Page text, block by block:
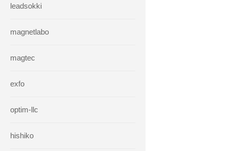
leadsokki
magnetlabo
magtec
exfo
optim-llc
hishiko